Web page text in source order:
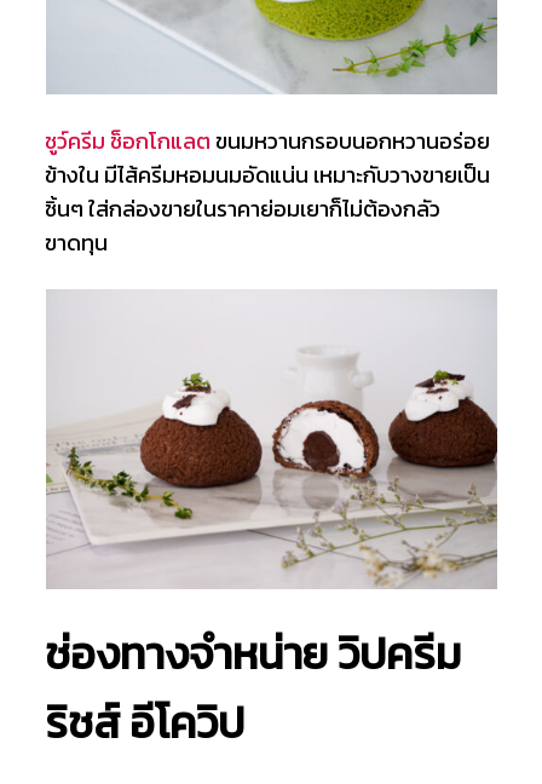
ชูว์ครีม ช็อกโกแลตขนมหวานกรอบนอกหวานอร่อย
ข้างใน มีไส้ครีมหอมนมอัดแน่น เหมาะกับวางขายเป็น
ชิ้นๆ ใส่กล่องขายในราคาย่อมเยาก็ไม่ต้องกลัว
ขาดทุน
ช่องทางจำหน่าย วิปครีม
ริชส์ อีโควิป